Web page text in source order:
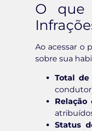
O que
Ao acessar o
sobre sua
Total de
Relação
Status